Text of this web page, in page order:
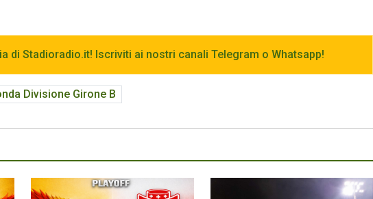
di Stadioradio.it! Iscriviti ai nostri canali Telegram o Whatsapp!
Divisione Girone B